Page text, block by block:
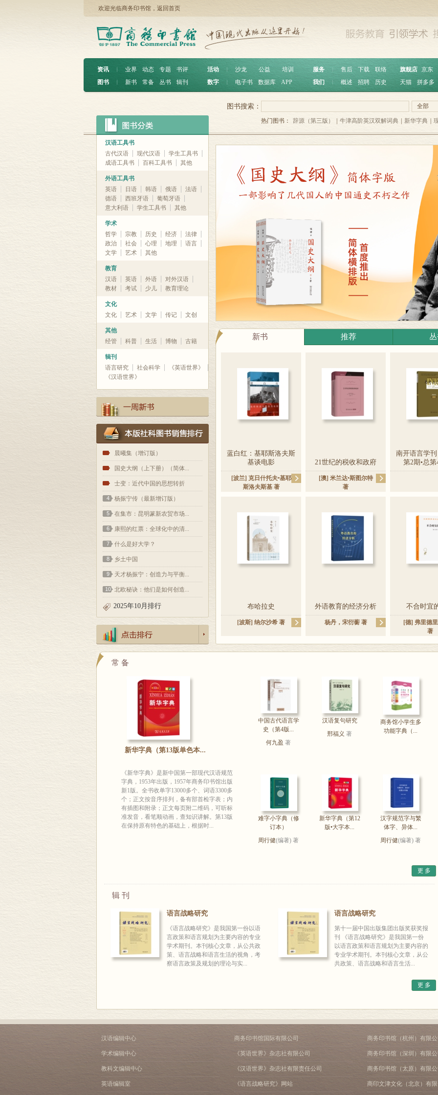
欢迎光临商务印书馆， 返回首页
资讯 ︱ 业界 动态 专题
书评
图书
︱ 新书 常备 丛书 辑刊
活动 沙龙 公益
培训
数字
电子书 数据库 APP
服务 ︱ 售后 下载
联络
我们
概述 招聘 历史
旗舰店 京东
天猫
拼多多
汉语工具书
古代汉语
现代汉语
学生工具书
成语工具书
百科工具书 其他
外语工具书
英语
日语 韩语 俄语
法语
德语
西班牙语
葡萄牙语
意大利语
学生工具书 其他
学术
哲学
宗教 历史 经济
法律
政治
社会 心理 地理
语言
文学
艺术 其他
教育
汉语
英语 外语
对外汉语
教材
考试 少儿 教育理论
文化
文化
艺术 文学 传记 文创
其他
经管
科普 生活 博物 古籍
辑刊
语言研究
社会科学
《英语世界》
《汉语世界》
1 晨曦集（增订版）
2 国史大纲（上下册）（简体...
3 士变：近代中国的思想转折
4 杨振宁传（最新增订版）
5 在集市：昆明篆新农贸市场...
6 康熙的红票：全球化中的清...
7 什么是好大学？
8 乡土中国
9 天才杨振宁：创造力与平衡...
10 北欧秘诀：他们是如何创造...
2025年10月排行
全部
图书搜索：
热门图书： 辞源（第三版） 牛津高阶英汉双解词典 新华字典
新书 推荐
蓝白红：基耶斯洛夫斯
基谈电影
[波兰] 克日什托夫•基耶
斯洛夫斯基著
21世纪的税收和政府
[澳] 米兰达•斯图尔特
著
南开语言学刊
第2期•总
布哈拉史
[波斯] 纳尔沙希 著
外语教育的经济分析
杨丹， 宋衍蘅著
不合时宜
[德] 弗里德
著
常 备
新华字典（第13版单色本...
《新华字典》是新中国第一部现代汉语规范
字典，1953年出版，1957年商务印书馆出版
新1版。全书收单字13000多个、词语3300多
个；正文按音序排列，备有部首检字表；内
有插图和附录；正文每页附二维码，可听标
准发音，看笔顺动画，查知识讲解。第13版
在保持原有特色的基础上，根据时...
中国古代语言学
史（第4版...
何九盈 著
汉语复句研究
邢福义 著
商务馆小学生多
功能字典（...
难字小字典（修
订本）
周行健(编著) 著
新华字典（第12
版•大字本...
汉字规范字与繁
体字、异体...
周行健(编著) 著
更 多
辑 刊
语言战略研究
《语言战略研究》是我国第一份以语
言政策和语言规划为主要内容的专业
学术期刊。本刊核心文章，从公共政
策、语言战略和语言生活的视角，考
察语言政策及规划的理论与实...
语言战略研究
第十一届中国出版集团出版奖获奖报
刊 《语言战略研究》是我国第一份
以语言政策和语言规划为主要内容的
专业学术期刊。本刊核心文章，从公
共政策、语言战略和语言生活...
更 多
汉语编辑中心
学术编辑中心
教科文编辑中心
英语编辑室
商务印书馆国际有限公司
《英语世界》杂志社有限公司
《汉语世界》杂志社有限责任公司
《语言战略研究》网站
商务印书馆（杭州）有限
商务印书馆（深圳）有限
商务印书馆（太原）有限
商印文津文化（北京）有